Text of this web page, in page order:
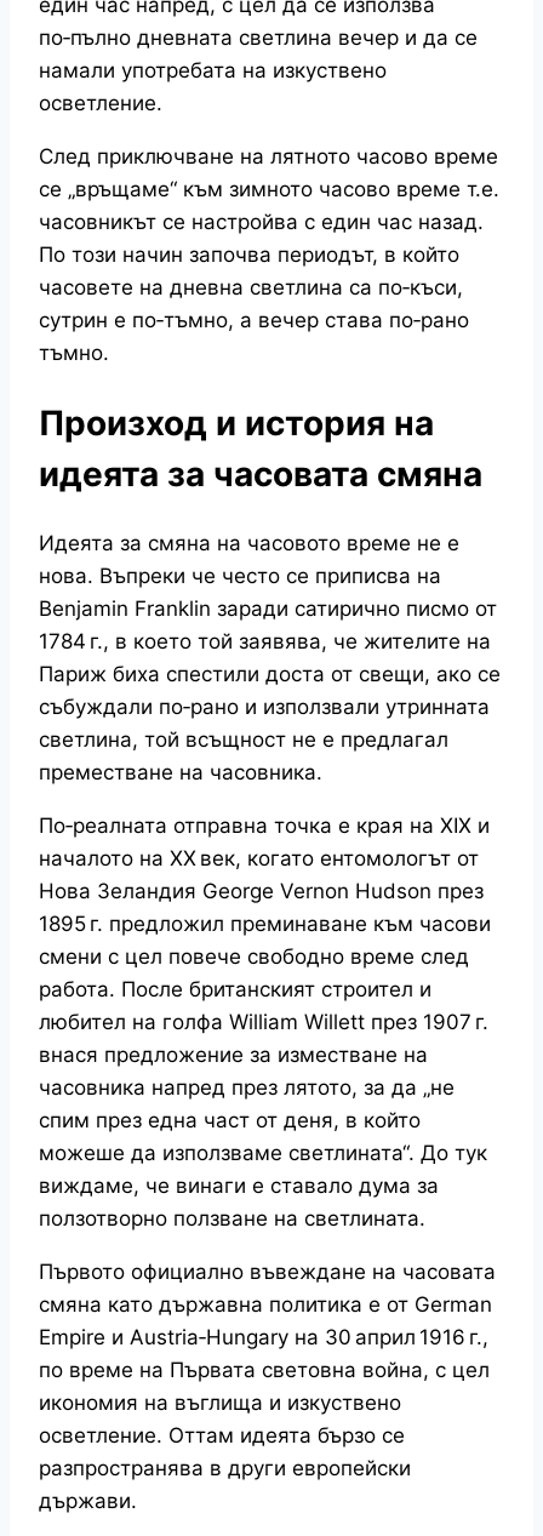
по‑пълно дневната светлина вечер и да се
намали употребата на изкуствено
осветление.
След приключване на лятното часово време
се „връщаме“ към зимното часово време т.е.
часовникът се настройва с един час назад.
По този начин започва периодът, в който
часовете на дневна светлина са по‑къси,
сутрин е по‑тъмно, а вечер става по‑рано
тъмно.
Произход и история на
идеята за часовата смяна
Идеята за смяна на часовото време не е
нова. Въпреки че често се приписва на
Benjamin Franklin заради сатирично писмо от
1784 г., в което той заявява, че жителите на
Париж биха спестили доста от свещи, ако се
събуждали по‑рано и използвали утринната
светлина, той всъщност не е предлагал
преместване на часовника.
По‑реалната отправна точка е края на XIX и
началото на XX век, когато ентомологът от
Нова Зеландия George Vernon Hudson през
1895 г. предложил преминаване към часови
смени с цел повече свободно време след
работа. После британският строител и
любител на голфа William Willett през 1907 г.
внася предложение за изместване на
часовника напред през лятото, за да „не
спим през една част от деня, в който
можеше да използваме светлината“. До тук
виждаме, че винаги е ставало дума за
ползотворно ползване на светлината.
Първото официално въвеждане на часовата
смяна като държавна политика е от German
Empire и Austria‑Hungary на 30 април 1916 г.,
по време на Първата световна война, с цел
икономия на въглища и изкуствено
осветление. Оттам идеята бързо се
разпространява в други европейски
държави.